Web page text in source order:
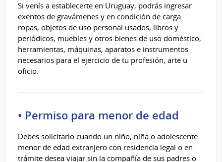
Si venís a establecerte en Uruguay, podrás ingresar
exentos de gravámenes y en condición de carga:
ropas, objetos de uso personal usados, libros y
periódicos, muebles y otros bienes de uso doméstico;
herramientas, máquinas, aparatos e instrumentos
necesarios para el ejercicio de tu profesión, arte u
oficio.
• Permiso para menor de edad
Debes solicitarlo cuando un niño, niña o adolescente
menor de edad extranjero con residencia legal o en
trámite desea viajar sin la compañía de sus padres o